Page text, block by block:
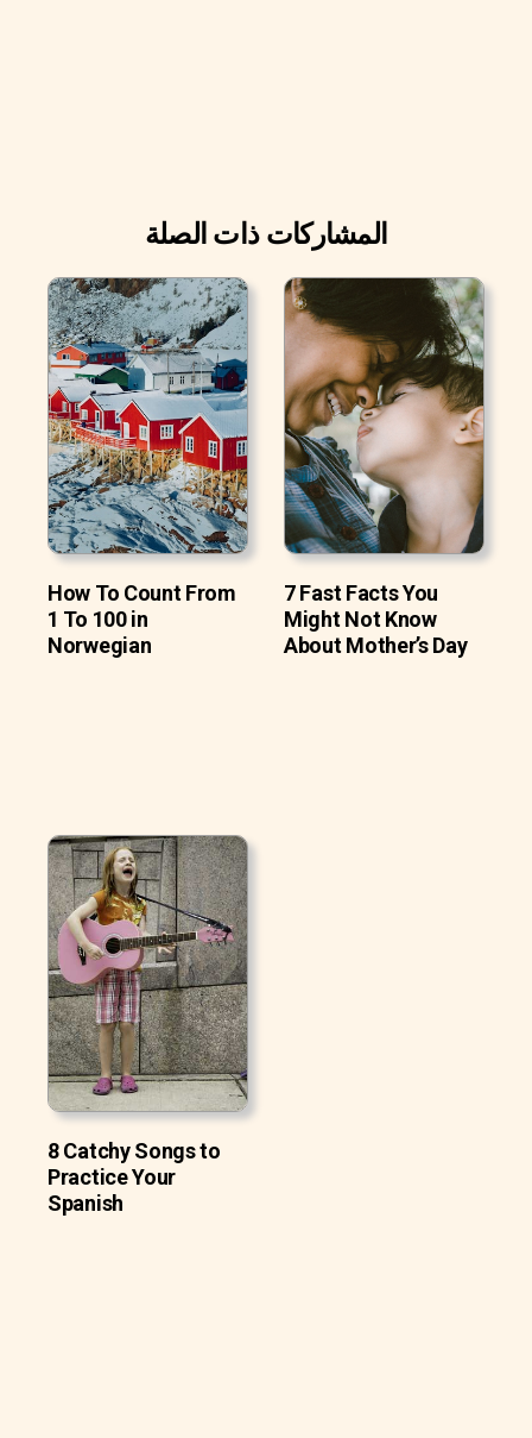
المشاركات ذات الصلة
How To Count From
1 To 100 in
Norwegian
7 Fast Facts You
Might Not Know
About Mother’s Day
8 Catchy Songs to
Practice Your
Spanish